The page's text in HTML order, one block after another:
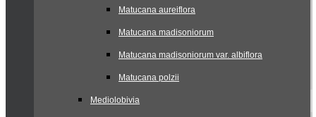
Matucana aureiflora
Matucana madisoniorum
Matucana madisoniorum var. albiflora
Matucana polzii
Mediolobivia